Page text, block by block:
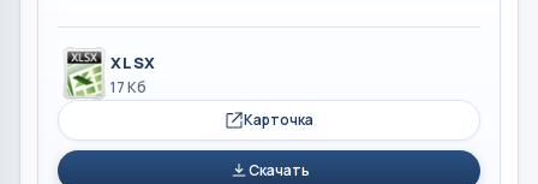
XLSX
17 Кб
Карточка
Скачать